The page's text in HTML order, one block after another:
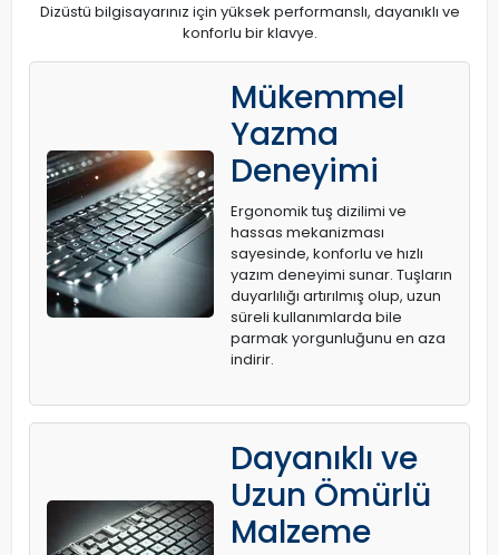
Dizüstü bilgisayarınız için yüksek performanslı, dayanıklı ve
konforlu bir klavye.
Mükemmel
Yazma
Deneyimi
Ergonomik tuş dizilimi ve
hassas mekanizması
sayesinde, konforlu ve hızlı
yazım deneyimi sunar. Tuşların
duyarlılığı artırılmış olup, uzun
süreli kullanımlarda bile
parmak yorgunluğunu en aza
indirir.
Dayanıklı ve
Uzun Ömürlü
Malzeme